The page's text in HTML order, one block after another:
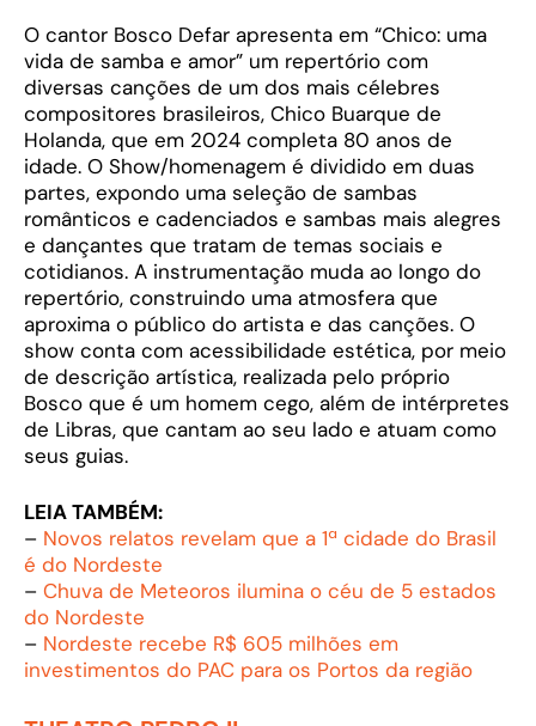
O cantor Bosco Defar apresenta em “Chico: uma
vida de samba e amor” um repertório com
diversas canções de um dos mais célebres
compositores brasileiros, Chico Buarque de
Holanda, que em 2024 completa 80 anos de
idade. O Show/homenagem é dividido em duas
partes, expondo uma seleção de sambas
românticos e cadenciados e sambas mais alegres
e dançantes que tratam de temas sociais e
cotidianos. A instrumentação muda ao longo do
repertório, construindo uma atmosfera que
aproxima o público do artista e das canções. O
show conta com acessibilidade estética, por meio
de descrição artística, realizada pelo próprio
Bosco que é um homem cego, além de intérpretes
de Libras, que cantam ao seu lado e atuam como
seus guias.
LEIA TAMBÉM:
– Novos relatos revelam que a 1ª cidade do Brasil
é do Nordeste
– Chuva de Meteoros ilumina o céu de 5 estados
do Nordeste
– Nordeste recebe R$ 605 milhões em
investimentos do PAC para os Portos da região